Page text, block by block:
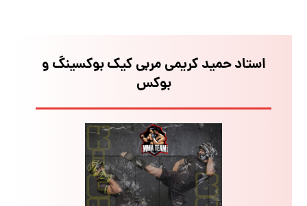
استاد حمید کریمی مربی کیک بوکسینگ و
بوکس